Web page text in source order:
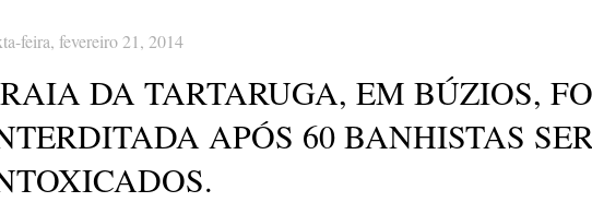
feira, fevereiro 21, 2014
DA TARTARUGA, EM BÚZIOS,
APÓS 60 BANHISTAS